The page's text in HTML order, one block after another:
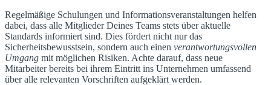
Regelmäßige Schulungen und Informationsveranstaltungen helfen
dabei, dass alle Mitglieder Deines Teams stets über aktuelle
Standards informiert sind. Dies fördert nicht nur das
Sicherheitsbewusstsein, sondern auch einen verantwortungsvollen
Umgang mit möglichen Risiken. Achte darauf, dass neue
Mitarbeiter bereits bei ihrem Eintritt ins Unternehmen umfassend
über alle relevanten Vorschriften aufgeklärt werden.